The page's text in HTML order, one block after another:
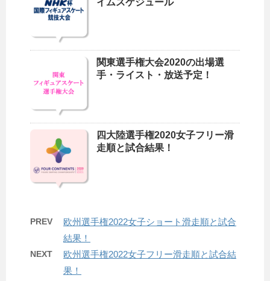
関東選手権大会2020の出場選
手・ライスト・放送予定！
四大陸選手権2020女子フリー滑
走順と試合結果！
PREV
欧州選手権2022女子ショート滑走順と試合
結果！
NEXT
欧州選手権2022女子フリー滑走順と試合結
果！